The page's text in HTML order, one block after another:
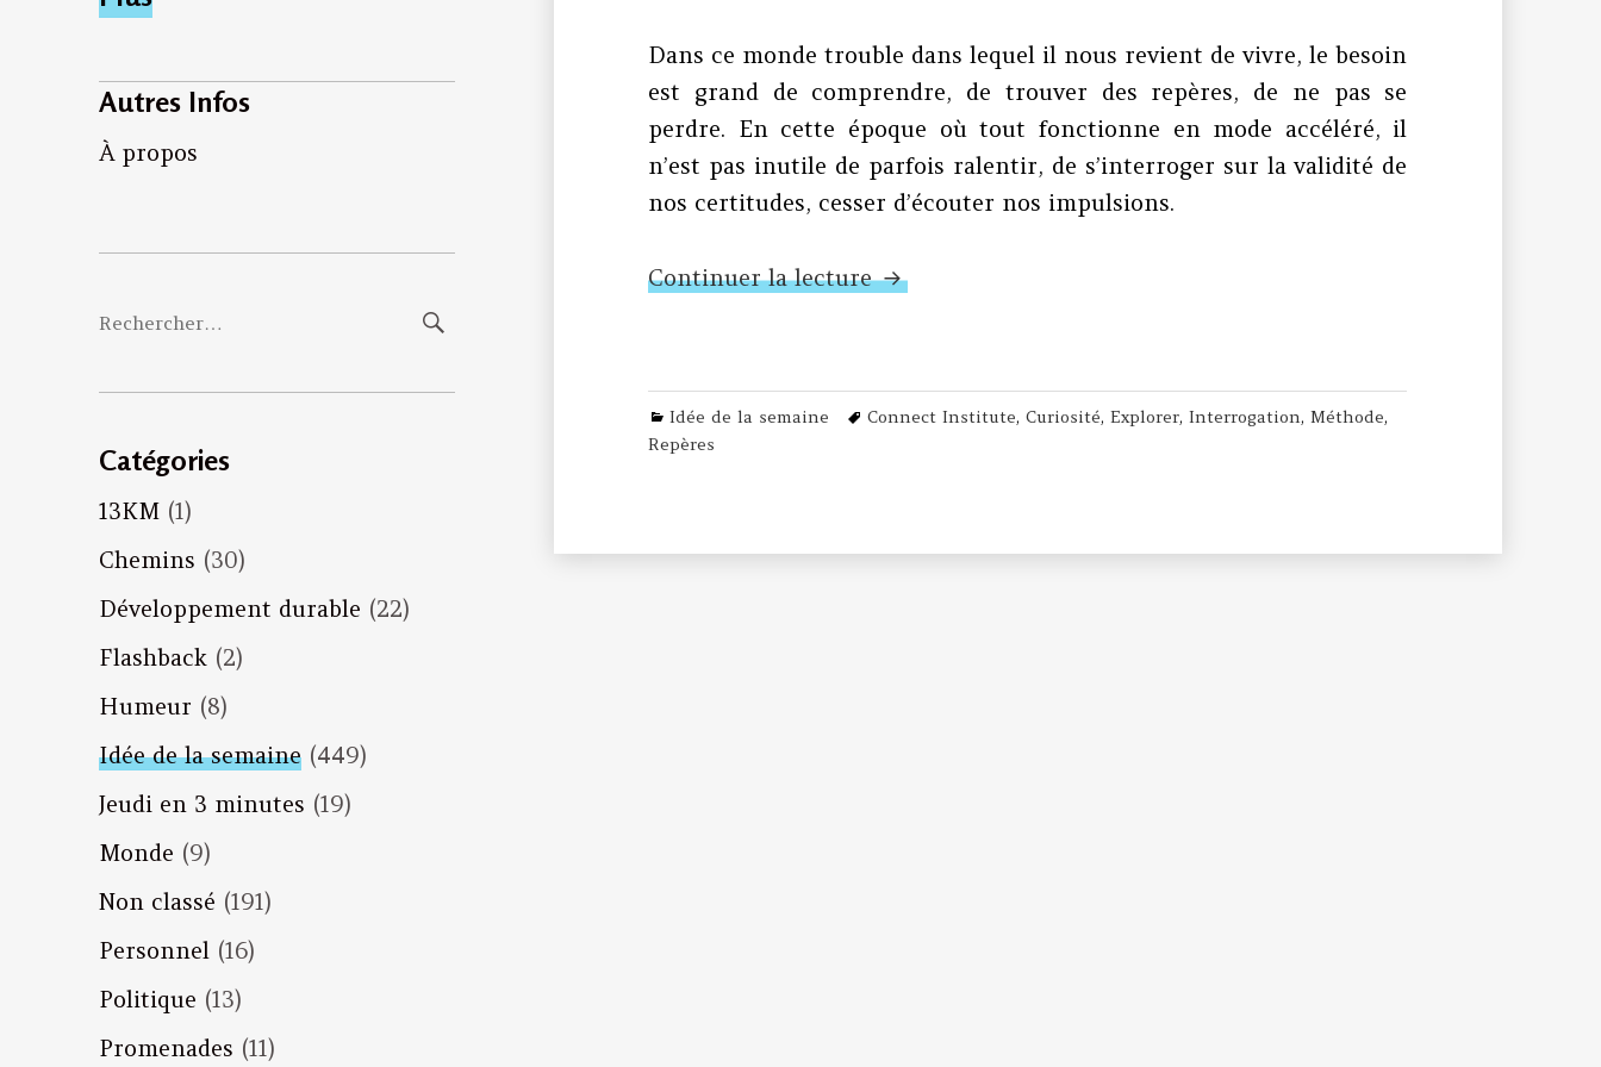
Autres Infos
À propos
Rechercher :
Catégories
13KM(1)
Chemins (30)
Développement durable (22)
Flashback (2)
Humeur (8)
Idée de la semaine(449)
Jeudi en 3 minutes (19)
Monde (9)
Non classé (191)
Personnel (16)
Politique (13)
Promenades (11)
Dans ce monde trouble dans lequel il nous revient de vivre, le besoin
est grand de comprendre, de trouver des repères, de ne pas se
perdre. En cette époque où tout fonctionne en mode accéléré, il
n’est pas inutile de parfois ralentir, de s’interroger sur la validité de
nos certitudes, cesser d’écouter nos impulsions.
Continuer la lectureN°44 – Essayons tout de même !
Categories
Idée de la semaine Tags
Connect Institute,Curiosité,Explorer,Interrogation,Méthode,
Repères